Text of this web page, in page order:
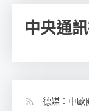
中央通
德媒：中歐